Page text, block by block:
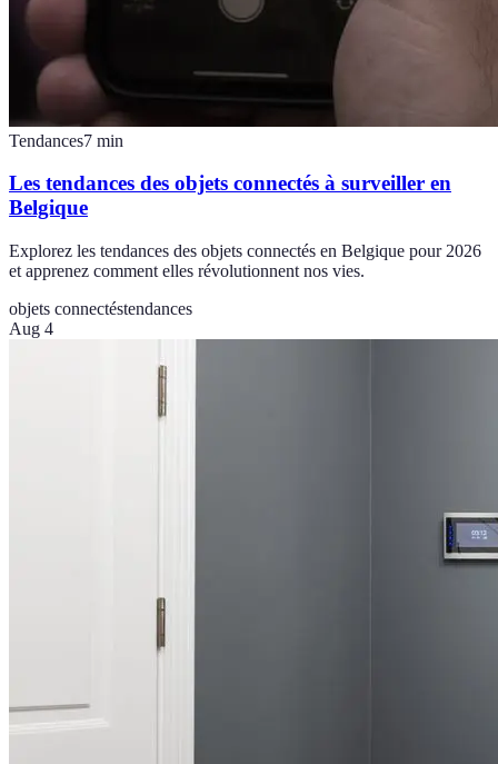
Tendances7 min
Les tendances des objets connectés à surveiller en
Belgique
Explorez les tendances des objets connectés en Belgique pour 2026
et apprenez comment elles révolutionnent nos vies.
objets connectéstendances
Aug 4